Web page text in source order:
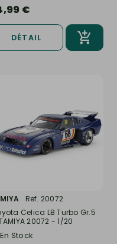
€
DÉTAIL
Ref. 20072
Celica LB Turbo Gr.5
20072 - 1/20
En Stock